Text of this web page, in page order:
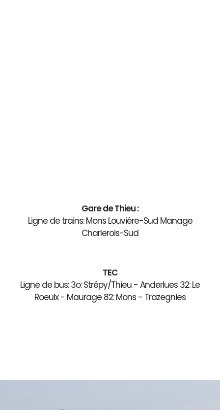
Gare de Thieu :
Ligne de trains: Mons Louviére-Sud Manage
Charlerois-Sud
TEC
Ligne de bus: 3o: Strépy/Thieu - Anderlues 32: Le
Roeulx - Maurage 82: Mons - Trazegnies